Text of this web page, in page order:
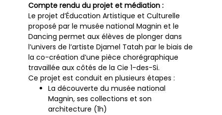
Compte rendu du projet et médiation :
Le projet d’Éducation Artistique et Culturelle
proposé par le musée national Magnin et le
Dancing permet aux élèves de plonger dans
l’univers de l’artiste Djamel Tatah par le biais de
la co-création d’une pièce chorégraphique
travaillée aux côtés de la Cie 1-des-Si.
Ce projet est conduit en plusieurs étapes :
La découverte du musée national
Magnin, ses collections et son
architecture (1h)